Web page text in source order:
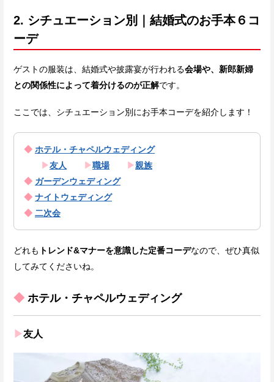
2. シチュエーション別｜結婚式のお手本６コ
ーデ
ゲストの服装は、結婚式や披露宴が行われる会場や、新郎新婦
との関係性によって着分けるのが正解です。
ここでは、シチュエーション別にお手本コーデを紹介します！
◆ ホテル・チャペルウェディング
▶友人 ▶職場 ▶親族
◆ ガーデンウェディング
◆ ナイトウェディング
◆ 二次会
どれも トレンド&マナーを意識した定番コーデなので、ぜひ真似
してみてくださいね。
◆ ホテル・チャペルウェディング
▶友人